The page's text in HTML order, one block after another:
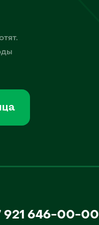
921 646-00-00